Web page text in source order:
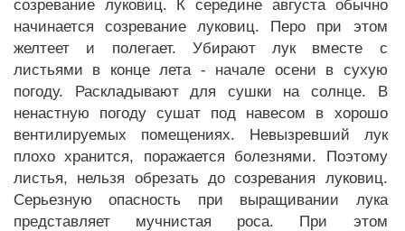
созревание луковиц. К середине августа обычно
начинается созревание луковиц. Перо при этом
желтеет и полегает. Убирают лук вместе с
листьями в конце лета - начале осени в сухую
погоду. Раскладывают для сушки на солнце. В
ненастную погоду сушат под навесом в хорошо
вентилируемых помещениях. Невызревший лук
плохо хранится, поражается болезнями. Поэтому
листья, нельзя обрезать до созревания луковиц.
Серьезную опасность при выращивании лука
представляет мучнистая роса. При этом